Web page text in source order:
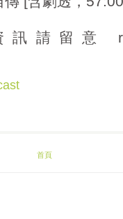
請留意
首頁